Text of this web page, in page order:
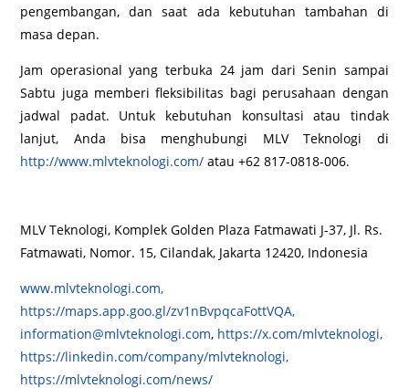
pengembangan, dan saat ada kebutuhan tambahan di
masa depan.
Jam operasional yang terbuka 24 jam dari Senin sampai
Sabtu juga memberi fleksibilitas bagi perusahaan dengan
jadwal padat. Untuk kebutuhan konsultasi atau tindak
lanjut, Anda bisa menghubungi MLV Teknologi di
http://www.mlvteknologi.com/ atau +62 817-0818-006.
MLV Teknologi, Komplek Golden Plaza Fatmawati J-37, Jl. Rs.
Fatmawati, Nomor. 15, Cilandak, Jakarta 12420, Indonesia
www.mlvteknologi.com,
https://maps.app.goo.gl/zv1nBvpqcaFottVQA,
information@mlvteknologi.com, https://x.com/mlvteknologi,
https://linkedin.com/company/mlvteknologi,
https://mlvteknologi.com/news/